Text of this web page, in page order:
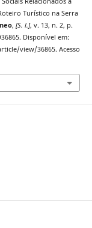
Turístico na Serra
, [S. l.], v. 13, n. 2, p.
Disponível em:
view/36865. Acesso